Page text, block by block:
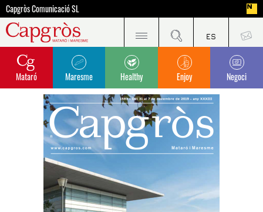
Capgròs Comunicació SL
Mataró Maresme Healthy Enjoy Negoci